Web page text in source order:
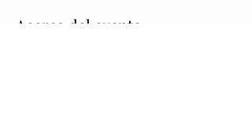
Acerca del evento